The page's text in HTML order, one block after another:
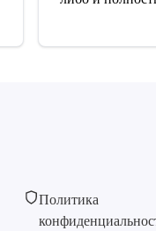
Политика